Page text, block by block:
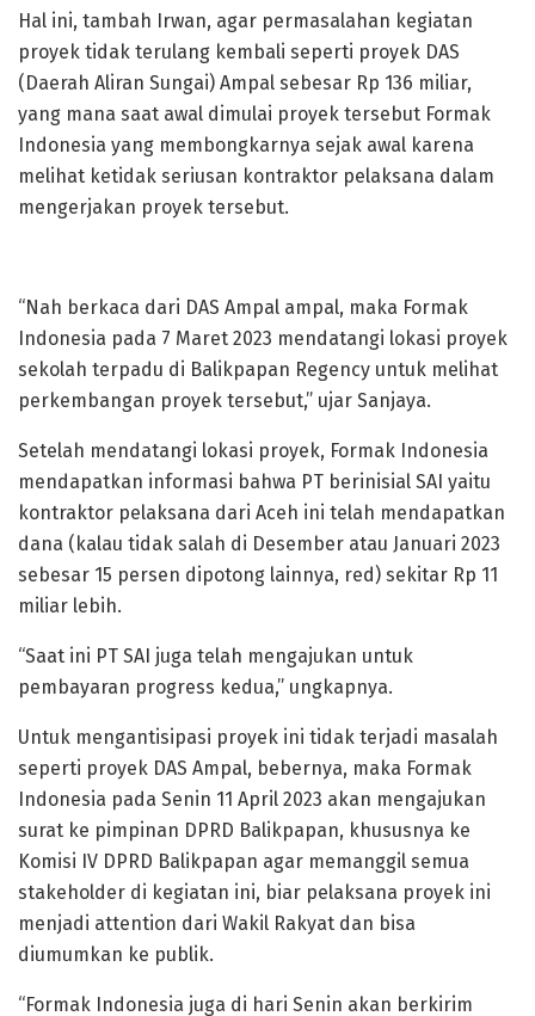
Hal ini, tambah Irwan, agar permasalahan kegiatan
proyek tidak terulang kembali seperti proyek DAS
(Daerah Aliran Sungai) Ampal sebesar Rp 136 miliar,
yang mana saat awal dimulai proyek tersebut Formak
Indonesia yang membongkarnya sejak awal karena
melihat ketidak seriusan kontraktor pelaksana dalam
mengerjakan proyek tersebut.
“Nah berkaca dari DAS Ampal ampal, maka Formak
Indonesia pada 7 Maret 2023 mendatangi lokasi proyek
sekolah terpadu di Balikpapan Regency untuk melihat
perkembangan proyek tersebut,” ujar Sanjaya.
Setelah mendatangi lokasi proyek, Formak Indonesia
mendapatkan informasi bahwa PT berinisial SAI yaitu
kontraktor pelaksana dari Aceh ini telah mendapatkan
dana (kalau tidak salah di Desember atau Januari 2023
sebesar 15 persen dipotong lainnya, red) sekitar Rp 11
miliar lebih.
“Saat ini PT SAI juga telah mengajukan untuk
pembayaran progress kedua,” ungkapnya.
Untuk mengantisipasi proyek ini tidak terjadi masalah
seperti proyek DAS Ampal, bebernya, maka Formak
Indonesia pada Senin 11 April 2023 akan mengajukan
surat ke pimpinan DPRD Balikpapan, khususnya ke
Komisi IV DPRD Balikpapan agar memanggil semua
stakeholder di kegiatan ini, biar pelaksana proyek ini
menjadi attention dari Wakil Rakyat dan bisa
diumumkan ke publik.
“Formak Indonesia juga di hari Senin akan berkirim